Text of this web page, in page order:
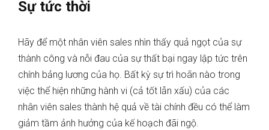
Sự tức thời
Hãy để một nhân viên sales nhìn thấy quả ngọt của sự
thành công và nỗi đau của sự thất bại ngay lập tức trên
chính bảng lương của họ. Bất kỳ sự trì hoãn nào trong
việc thể hiện những hành vi (cả tốt lẫn xấu) của các
nhân viên sales thành hệ quả về tài chính đều có thể làm
giảm tầm ảnh hưởng của kế hoạch đãi ngộ.